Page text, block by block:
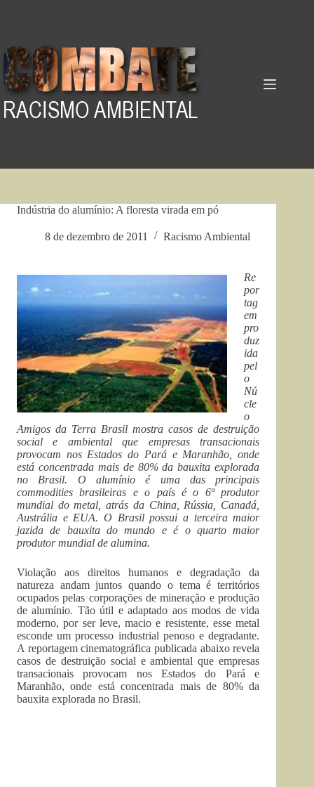
Indústria do alumínio: A floresta virada em pó
8 de dezembro de 2011 Racismo Ambiental
Re
por
tag
em
pro
duz
ida
pel
o
Nú
cle
o
Amigos da Terra Brasil mostra casos de destruição
social e ambiental que empresas transacionais
provocam nos Estados do Pará e Maranhão, onde
está concentrada mais de 80% da bauxita explorada
no Brasil. O alumínio é uma das principais
commodities brasileiras e o país é o 6º produtor
mundial do metal, atrás da China, Rússia, Canadá,
Austrália e EUA. O Brasil possui a terceira maior
jazida de bauxita do mundo e é o quarto maior
produtor mundial de alumina.
Violação aos direitos humanos e degradação da
natureza andam juntos quando o tema é territórios
ocupados pelas corporações de mineração e produção
de alumínio. Tão útil e adaptado aos modos de vida
moderno, por ser leve, macio e resistente, esse metal
esconde um processo industrial penoso e degradante.
A reportagem cinematográfica publicada abaixo revela
casos de destruição social e ambiental que empresas
transacionais provocam nos Estados do Pará e
Maranhão, onde está concentrada mais de 80% da
bauxita explorada no Brasil.